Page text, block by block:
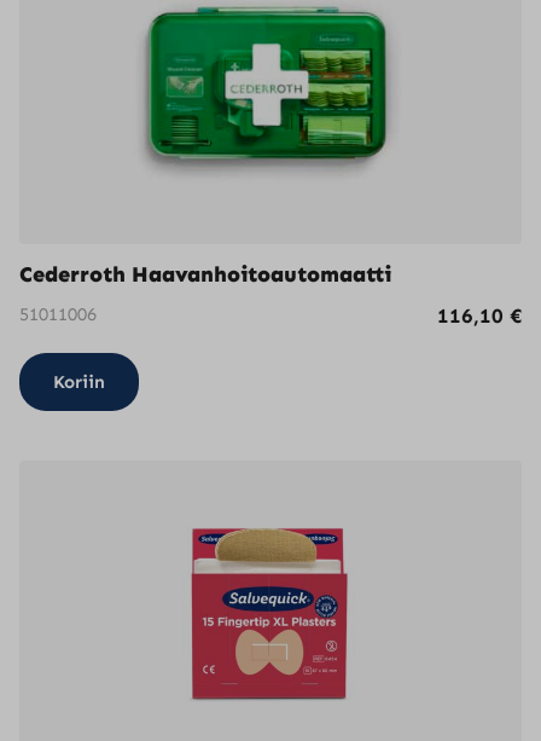
Cederroth Haavanhoitoautomaatti
51011006 116,10 €
Koriin